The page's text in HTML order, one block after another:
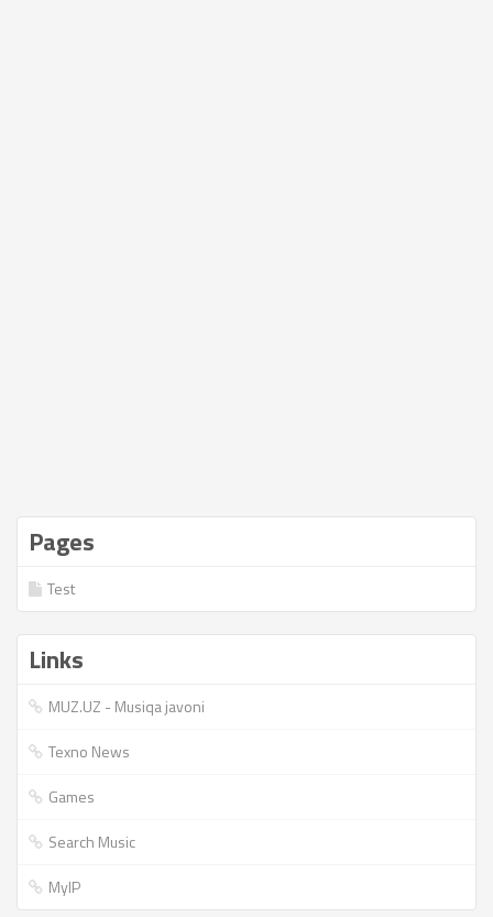
Pages
Test
Links
MUZ.UZ - Musiqa javoni
Texno News
Games
Search Music
MyIP